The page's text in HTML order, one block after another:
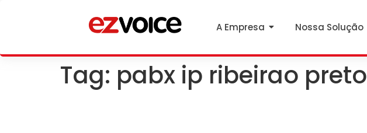
A Empresa Nossa Solução
Tag: pabx ip ribeirao preto